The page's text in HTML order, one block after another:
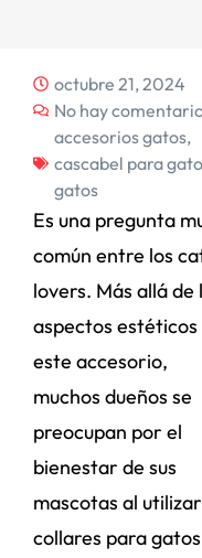
octubre 21, 2024
No hay
accesorios gatos,
cascabel para
gatos
Es una pregunta
común entre los
lovers. Más allá de
aspectos estéticos
este accesorio,
muchos dueños se
preocupan por el
bienestar de sus
mascotas al utilizar
collares para gatos